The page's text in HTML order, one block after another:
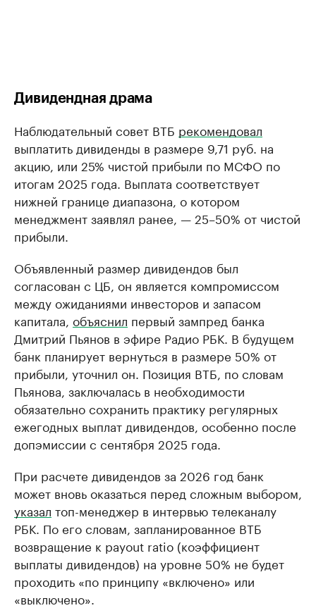
Дивидендная драма
Наблюдательный совет ВТБ рекомендовал
выплатить дивиденды в размере 9,71 руб. на
акцию, или 25% чистой прибыли по МСФО по
итогам 2025 года. Выплата соответствует
нижней границе диапазона, о котором
менеджмент заявлял ранее, — 25–50% от чистой
прибыли.
Объявленный размер дивидендов был
согласован с ЦБ, он является компромиссом
между ожиданиями инвесторов и запасом
капитала, объяснил первый зампред банка
Дмитрий Пьянов в эфире Радио РБК. В будущем
банк планирует вернуться в размере 50% от
прибыли, уточнил он. Позиция ВТБ, по словам
Пьянова, заключалась в необходимости
обязательно сохранить практику регулярных
ежегодных выплат дивидендов, особенно после
допэмиссии с сентября 2025 года.
При расчете дивидендов за 2026 год банк
может вновь оказаться перед сложным выбором,
указал топ-менеджер в интервью телеканалу
РБК. По его словам, запланированное ВТБ
возвращение к payout ratio (коэффициент
выплаты дивидендов) на уровне 50% не будет
проходить «по принципу «включено» или
«выключено».